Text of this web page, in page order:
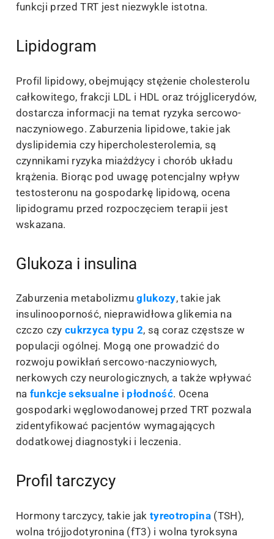
funkcji przed TRT jest niezwykle istotna.
Lipidogram
Profil lipidowy, obejmujący stężenie cholesterolu
całkowitego, frakcji LDL i HDL oraz trójglicerydów,
dostarcza informacji na temat ryzyka sercowo-
naczyniowego. Zaburzenia lipidowe, takie jak
dyslipidemia czy hipercholesterolemia, są
czynnikami ryzyka miażdżycy i chorób układu
krążenia. Biorąc pod uwagę potencjalny wpływ
testosteronu na gospodarkę lipidową, ocena
lipidogramu przed rozpoczęciem terapii jest
wskazana.
Glukoza i insulina
Zaburzenia metabolizmuglukozy, takie jak
insulinooporność, nieprawidłowa glikemia na
czczo czy cukrzyca typu 2, są coraz częstsze w
populacji ogólnej. Mogą one prowadzić do
rozwoju powikłań sercowo-naczyniowych,
nerkowych czy neurologicznych, a także wpływać
na funkcje seksualne i płodność. Ocena
gospodarki węglowodanowej przed TRT pozwala
zidentyfikować pacjentów wymagających
dodatkowej diagnostyki i leczenia.
Profil tarczycy
Hormony tarczycy, takie jaktyreotropina (TSH),
wolna trójjodotyronina (fT3) i wolna tyroksyna